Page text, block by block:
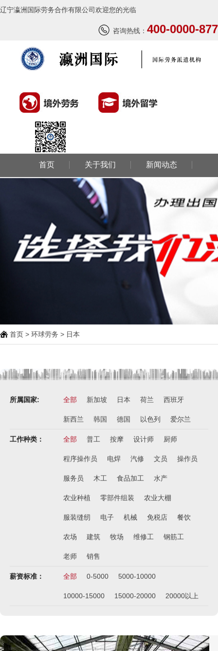
辽宁瀛洲国际劳务合作有限公司欢迎您的光临
咨询热线： 400-0000-877
首页 关于我们 新闻动态
环球留学
联系我们
首页 > 环球劳务 > 日本
所属国家: 全部 新加坡 日本 荷兰 西班牙
新西兰 韩国 德国 以色列 爱尔兰
工作种类： 全部 普工 按摩 设计师 厨师
程序操作员 电焊 汽修 文员 操作员
服务员 木工 食品加工 水产
农业种植 零部件组装 农业大棚
服装缝纫 电子 机械 免税店 餐饮
农场 建筑 牧场 维修工 钢筋工
老师 销售
薪资标准： 全部 0-5000 5000-10000
10000-15000 15000-20000 20000以上